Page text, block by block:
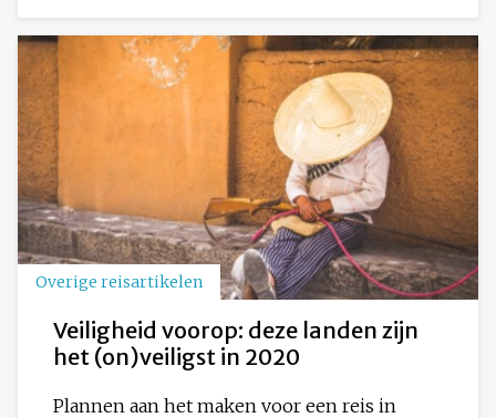
Overige reisartikelen
Veiligheid voorop: deze landen zijn
het (on)veiligst in 2020
Plannen aan het maken voor een reis in